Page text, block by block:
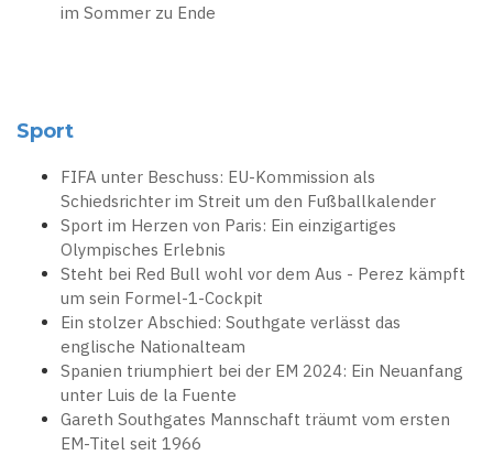
im Sommer zu Ende
Sport
FIFA unter Beschuss: EU-Kommission als
Schiedsrichter im Streit um den Fußballkalender
Sport im Herzen von Paris: Ein einzigartiges
Olympisches Erlebnis
Steht bei Red Bull wohl vor dem Aus - Perez kämpft
um sein Formel-1-Cockpit
Ein stolzer Abschied: Southgate verlässt das
englische Nationalteam
Spanien triumphiert bei der EM 2024: Ein Neuanfang
unter Luis de la Fuente
Gareth Southgates Mannschaft träumt vom ersten
EM-Titel seit 1966